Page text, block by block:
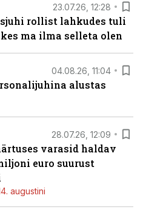
23.07.26, 12:28
rollist lahkudes tuli
ma ilma selleta olen
04.08.26, 11:04
alustas
28.07.26, 12:09
varasid haldav
euro suurust
augustini